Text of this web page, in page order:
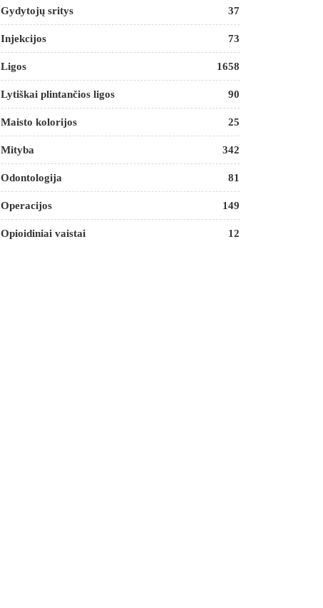
Gydytojų sritys 37
Injekcijos 73
Ligos 1658
Lytiškai plintančios ligos 90
Maisto kolorijos 25
Mityba 342
Odontologija 81
Operacijos 149
Opioidiniai vaistai 12